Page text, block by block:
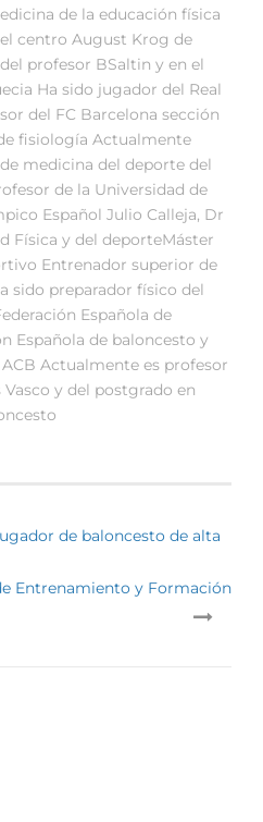
de la educación física
centro August Krog de
profesor BSaltin y en el
Ha sido jugador del Real
del FC Barcelona sección
fisiología Actualmente
medicina del deporte del
de la Universidad de
Español Julio Calleja, Dr
Física y del deporteMáster
Entrenador superior de
sido preparador físico del
Española de
Española de baloncesto y
Actualmente es profesor
y del postgrado en
de baloncesto de alta
Entrenamiento y Formación